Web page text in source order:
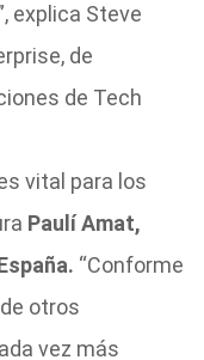
explica Steve
de
de Tech
vital para los
Paulí Amat,
“Conforme
otros
vez más